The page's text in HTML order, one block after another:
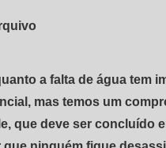
a falta de água tem
mas temos um
que deve ser concluído